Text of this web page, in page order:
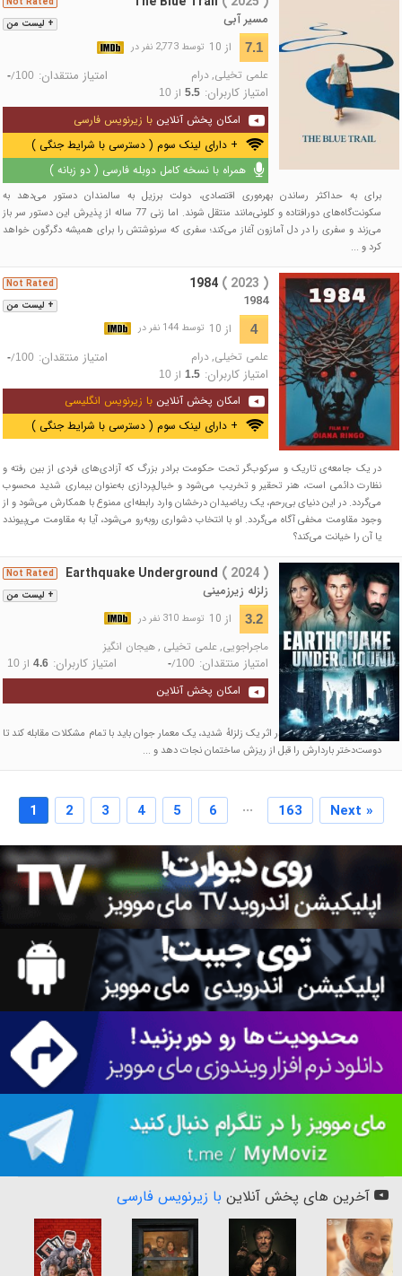
+ لیست من مسیر آبی
7.1 از 10 توسط 2,773 نفر در
علمی تخیلی,درام امتیاز منتقدان: -/100
امتیاز کاربران: 5.5از 10
امکان پخش آنلاین با زیرنویس فارسی
+ دارای لینک سوم ( دسترسی با شرایط جنگی )
همراه با نسخه کامل دوبله فارسی ( دو زبانه )
برای به حداکثر رساندن بهره‌وری اقتصادی، دولت برزیل به سالمندان دستور می‌دهد به
سکونت‌گاه‌های دورافتاده و کلونی‌مانند منتقل شوند. اما زنی 77 ساله از پذیرش این دستور سر باز
می‌زند و سفری را در دل آمازون آغاز می‌کند؛ سفری که سرنوشتش را برای همیشه دگرگون خواهد
کرد و ...
+ لیست من
Not Rated 1984 ( 2023 )
1984
4 از 10 توسط 144 نفر در
علمی تخیلی, درام امتیاز منتقدان: -/100
امتیاز کاربران: 1.5از 10
امکان پخش آنلاین با زیرنویس انگلیسی
+ دارای لینک سوم ( دسترسی با شرایط جنگی )
در یک جامعه‌ی تاریک و سرکوب‌گر تحت حکومت برادر بزرگ که آزادی‌های فردی از بین رفته و
نظارت دائمی است، هنر تحقیر و تخریب می‌شود و خیال‌پردازی به‌عنوان بیماری شدید محسوب
می‌گردد. در این دنیای بی‌رحم، یک ریاضیدان درخشان وارد رابطه‌ای ممنوع با همکارش می‌شود و از
وجود مقاومت مخفی آگاه می‌گردد. او با انتخاب دشواری روبه‌رو می‌شود، آیا به مقاومت می‌پیوندد
یا آن را خیانت می‌کند؟
+ لیست من
Not Rated Earthquake Underground ( 2024 )
زلزله زیرزمینی
3.2 از 10 توسط 310 نفر در
ماجراجویی,علمی تخیلی ,هیجان انگیز
امتیاز منتقدان: -/100 امتیاز کاربران: 4.6 از 10
امکان پخش آنلاین
پس از فرو رفتن یک هتل در اثر یک زلزلهٔ شدید، یک معمار جوان باید با تمام مشکلات مقابله کند تا
دوست‌دختر باردارش را قبل از ریزش ساختمان نجات دهد و ...
1 2 3 4 5 6 ... 163 Next »
آخرین های پخش آنلاین با زیرنویس فارسی